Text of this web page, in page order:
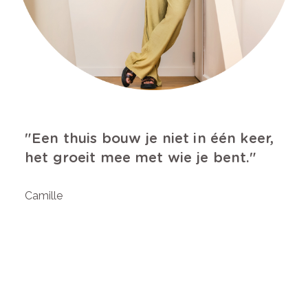
Een thuis bouw je niet in één keer,
het groeit mee met wie je bent.
Camille